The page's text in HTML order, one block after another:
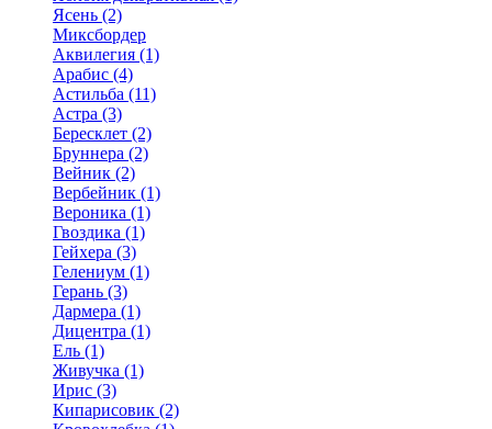
Ясень (2)
Миксбордер
Аквилегия (1)
Арабис (4)
Астильба (11)
Астра (3)
Бересклет (2)
Бруннера (2)
Вейник (2)
Вербейник (1)
Вероника (1)
Гвоздика (1)
Гейхера (3)
Гелениум (1)
Герань (3)
Дармера (1)
Дицентра (1)
Ель (1)
Живучка (1)
Ирис (3)
Кипарисовик (2)